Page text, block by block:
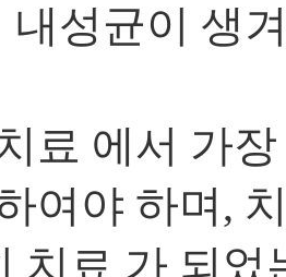
내성균이 생
료 에서 가
여야 하며,
치료 가 되었